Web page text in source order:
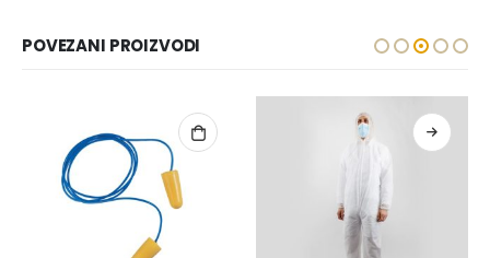
POVEZANI PROIZVODI